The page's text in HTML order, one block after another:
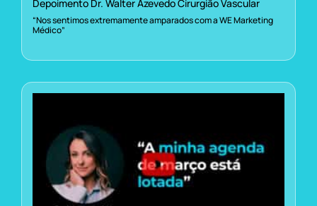
Depoimento Dr. Walter Azevedo Cirurgião Vascular
“Nos sentimos extremamente amparados com a WE Marketing
Médico”